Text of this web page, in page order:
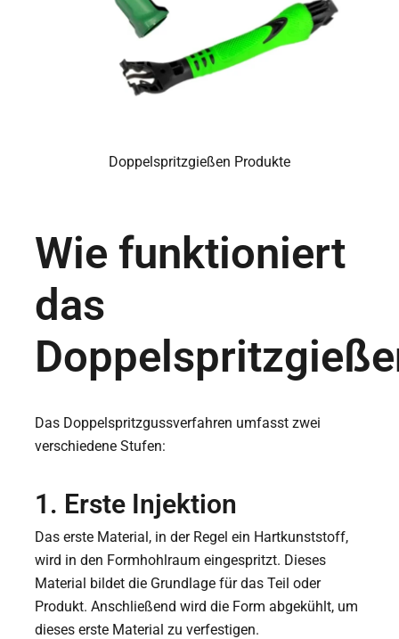
Doppelspritzgießen Produkte
Wie funktioniert
das
Das Doppelspritzgussverfahren umfasst zwei
verschiedene Stufen:
1. Erste Injektion
Das erste Material, in der Regel ein Hartkunststoff,
wird in den Formhohlraum eingespritzt. Dieses
Material bildet die Grundlage für das Teil oder
Produkt. Anschließend wird die Form abgekühlt, um
dieses erste Material zu verfestigen.